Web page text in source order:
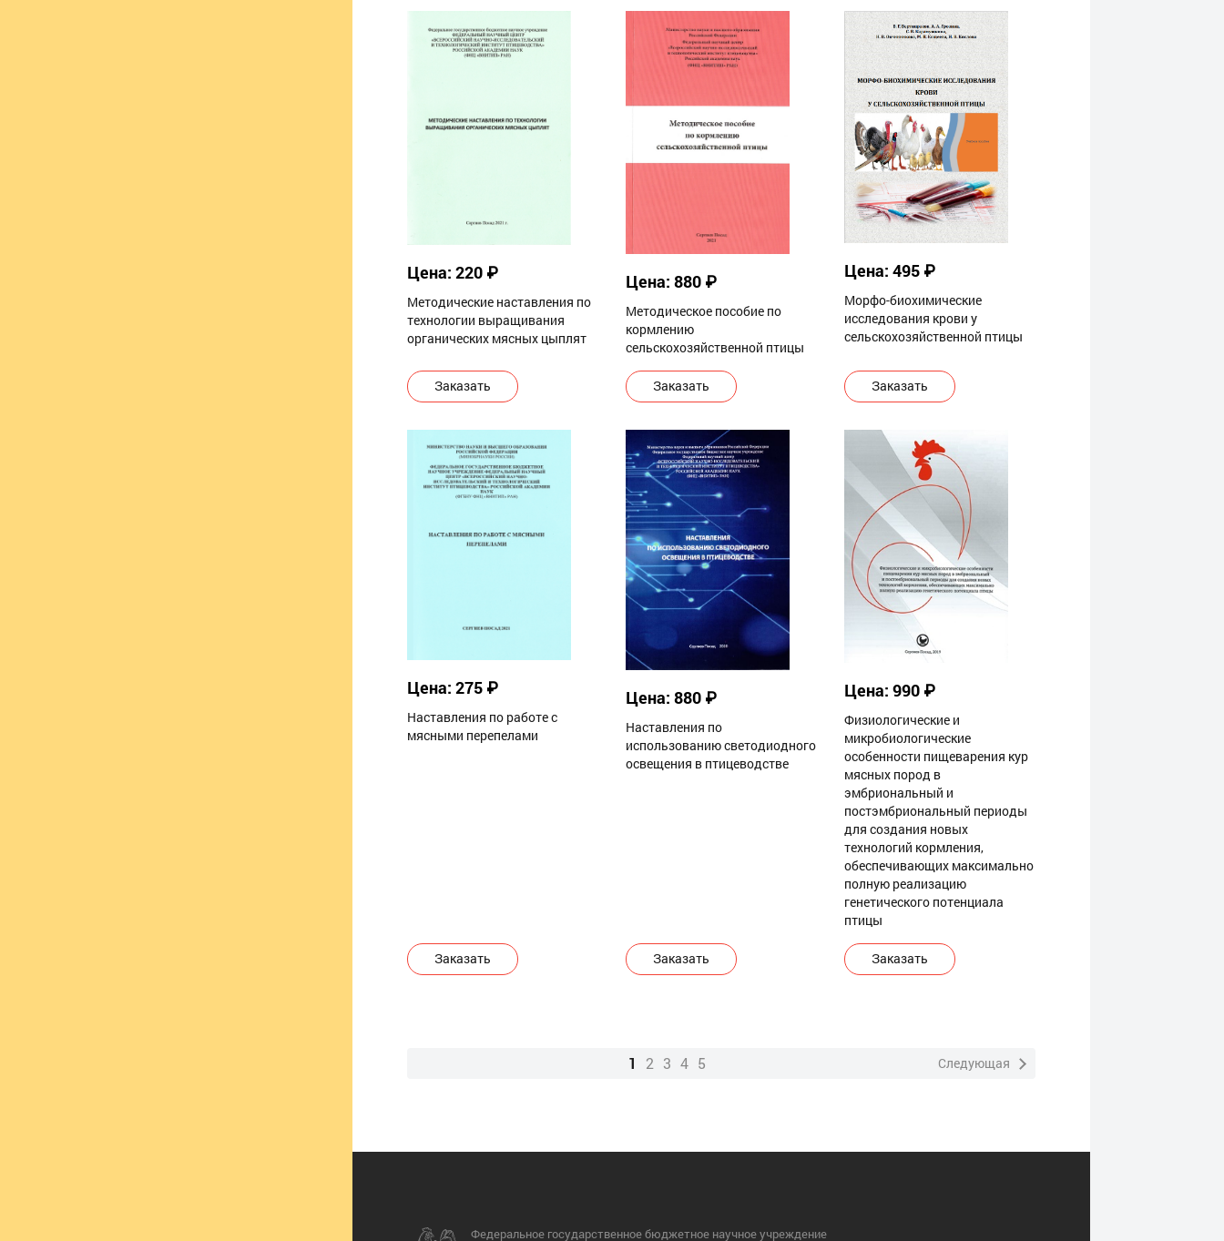
Цена: 220 ₽
Методические наставления по
технологии выращивания
органических мясных цыплят
Заказать
Цена: 880 ₽
Методическое пособие по
кормлению
сельскохозяйственной птицы
Заказать
Цена: 495 ₽
Морфо-биохимические
исследования крови у
сельскохозяйственной птицы
Заказать
Цена: 275 ₽
Наставления по работе с
мясными перепелами
Заказать
Цена: 880 ₽
Наставления по
использованию светодиодного
освещения в птицеводстве
Заказать
Цена: 990 ₽
Физиологические и
микробиологические
особенности пищеварения кур
мясных пород в
эмбриональный и
постэмбриональный периоды
для создания новых
технологий кормления,
обеспечивающих максимально
полную реализацию
генетического потенциала
птицы
Заказать
1 2 3 4 5 Следующая
Федеральное государственное бюджетное научное учреждение